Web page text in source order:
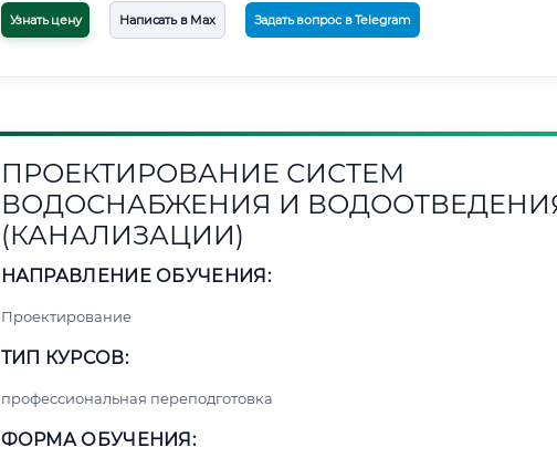
Узнать цену Написать в Max Задать вопрос в Telegram
ПРОЕКТИРОВАНИЕ СИСТЕМ
ВОДОСНАБЖЕНИЯ И
(КАНАЛИЗАЦИИ)
НАПРАВЛЕНИЕ ОБУЧЕНИЯ:
Проектирование
ТИП КУРСОВ:
профессиональная переподготовка
ФОРМА ОБУЧЕНИЯ: